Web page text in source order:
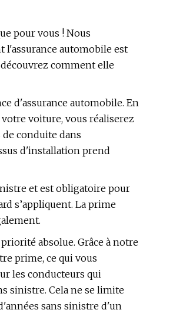
pour vous ! Nous
l'assurance automobile est
comment elle
d'assurance automobile. En
voiture, vous réaliserez
conduite dans
d'installation prend
et est obligatoire pour
s’appliquent. La prime
absolue. Grâce à notre
prime, ce qui vous
les conducteurs qui
sinistre. Cela ne se limite
sans sinistre d'un